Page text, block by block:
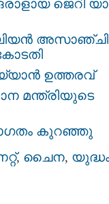
ജെറി
ഉത്തരവ്‌
മന്ത്രിയുടെ
കുറഞ്ഞു
, ചൈന,